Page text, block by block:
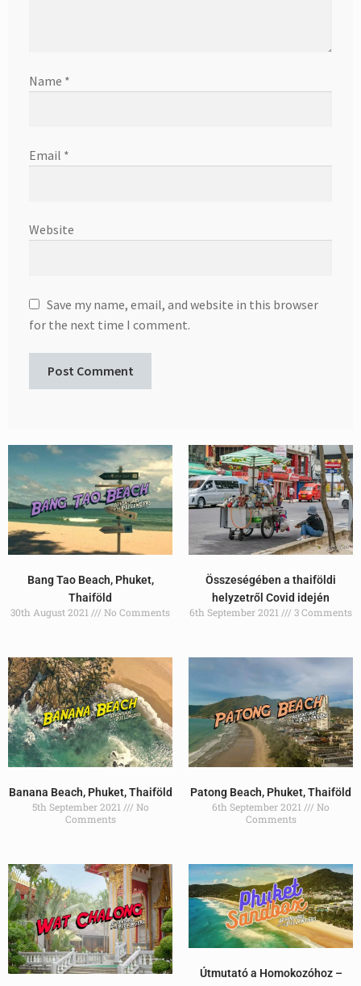
Name *
Email *
Website
Save my name, email, and website in this browser
for the next time I comment.
Bang Tao Beach, Phuket,
Thaiföld
30th August 2021
No Comments
Összeségében a thaiföldi
helyzetről Covid idején
6th September 2021
3 Comments
Banana Beach, Phuket, Thaiföld
5th September 2021
No
Comments
Patong Beach, Phuket, Thaiföld
6th September 2021
No
Comments
Útmutató a Homokozóhoz –